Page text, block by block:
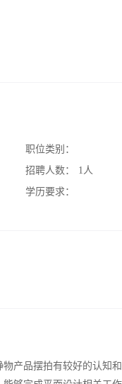
职位类别：
招聘人数：
1人
学历要求：
产品摆拍有较好的认知